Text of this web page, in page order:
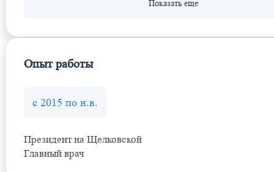
Опыт работы
с 2015 по н.в.
Президент на Щелковской
Главный врач